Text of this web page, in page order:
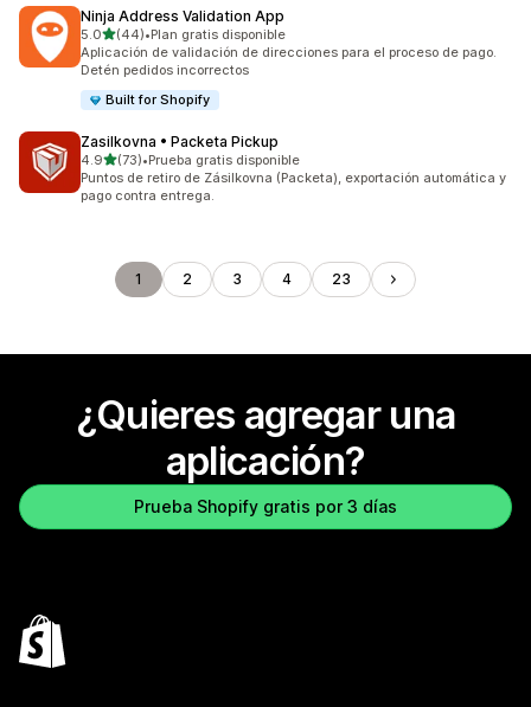
Ninja Address Validation App
5.0de 5 estrellas
(44)
44 reseñas en total
•Plan gratis disponible
Aplicación de validación de direcciones para el proceso de pago.
Detén pedidos incorrectos
Built for Shopify
Zasilkovna • Packeta Pickup
4.9de 5 estrellas
(73)
73 reseñas en total
•Prueba gratis disponible
Puntos de retiro de Zásilkovna (Packeta), exportación automática y
pago contra entrega.
1 2 3 4 23
¿Quieres agregar una
aplicación?
Prueba Shopify gratis por 3 días